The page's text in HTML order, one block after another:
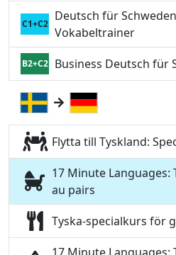
C1+C2
Deutsch für
Vokabeltrainer
B2+C2 Business Deutsch für
Flytta till Tyskland:
17 Minute
au pairs
Tyska-specialkurs för